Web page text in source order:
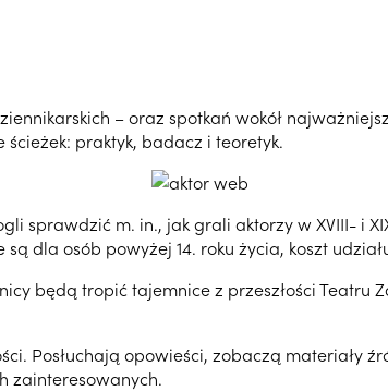
– oraz spotkań wokół
praktyk, badacz i teoretyk.
sprawdzić m. in., jak grali aktorzy w XVIII- i
dla osób powyżej 14. roku życia, koszt
będą tropić tajemnice z przeszłości Teatru
Posłuchają opowieści, zobaczą materiały
zainteresowanych.